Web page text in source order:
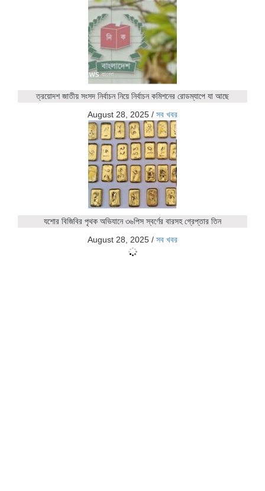
ত্রয়োদশ জাতীয় সংসদ নির্বাচন নিয়ে নির্বাচন কমিশনের রোডম্যাপে যা আছে
August 28, 2025 / সব খবর
যশোর বিজিবির পৃথক অভিযানে ৩৬পিস স্বর্ণের বারসহ গ্রেপ্তার তিন
August 28, 2025 / সব খবর